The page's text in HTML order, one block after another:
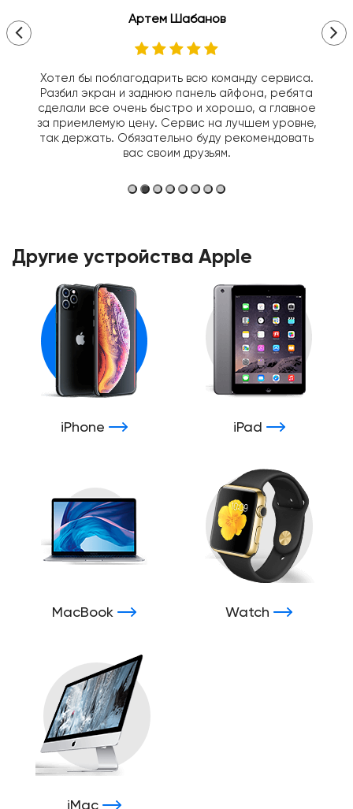
Артем Шабанов
Хотел бы поблагодарить всю команду сервиса.
Разбил экран и заднюю панель айфона, ребята
сделали все очень быстро и хорошо, а главное
за приемлемую цену. Сервис на лучшем уровне,
так держать. Обязательно буду рекомендовать
вас своим друзьям.
Другие устройства Apple
iPhone iPad
MacBook Watch
iMac